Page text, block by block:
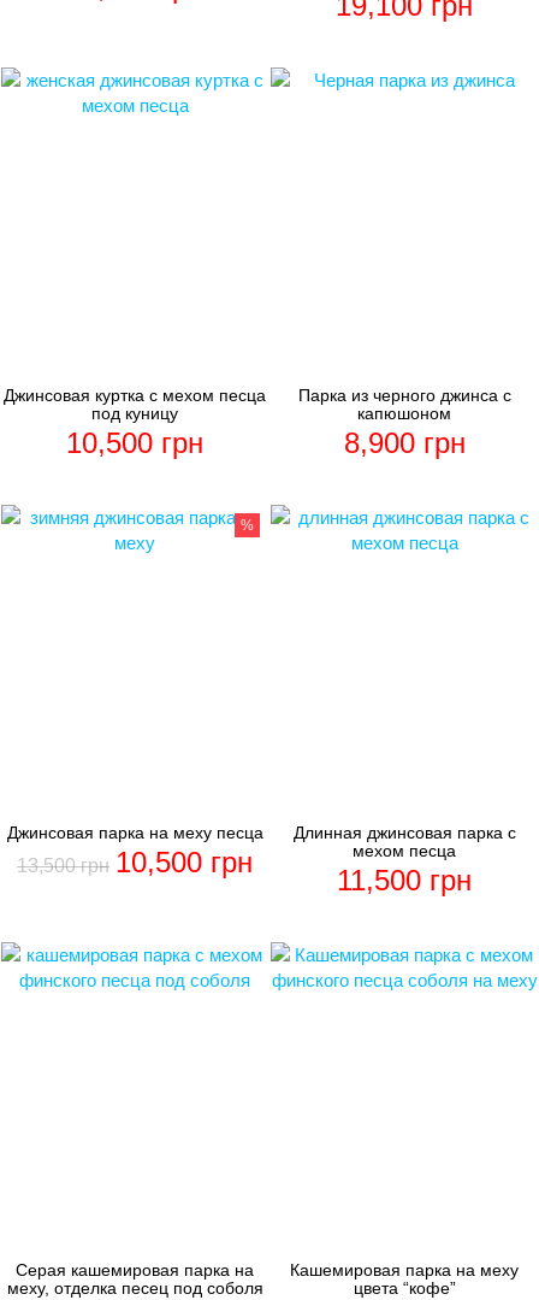
Парка из черного джинса с
капюшоном
8,900 грн
Джинсовая куртка с мехом песца
под куницу
10,500 грн
Длинная джинсовая парка с
мехом песца
11,500 грн
%
Джинсовая парка на меху песца
13,500грн 10,500 грн
Кашемировая парка на меху
цвета “кофе”
Серая кашемировая парка на
меху, отделка песец под соболя